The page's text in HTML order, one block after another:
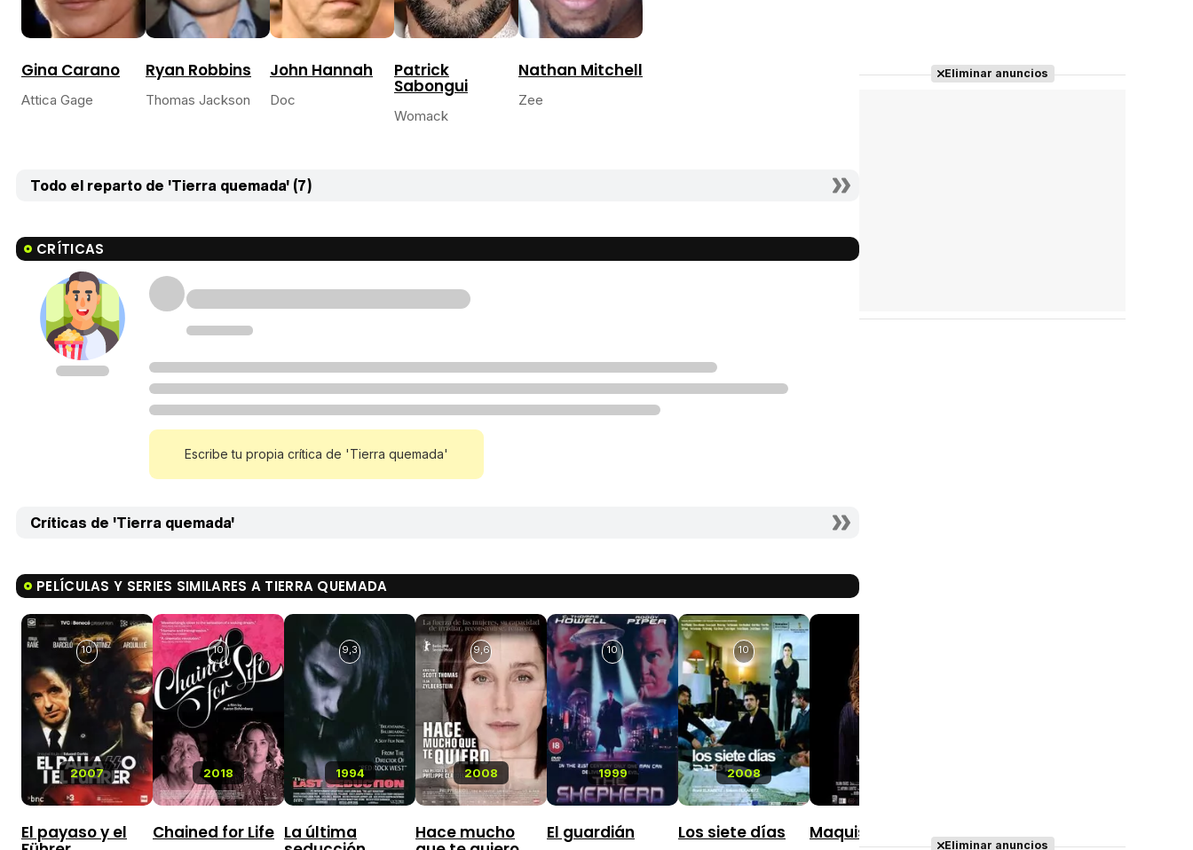
Gina Carano
Attica Gage
Ryan Robbins
Thomas Jackson
John Hannah
Doc
Patrick
Sabongui
Womack
Nathan Mitchell
Zee
Todo el reparto de 'Tierra quemada' (7)
CRÍTICAS
Escribe tu propia crítica de 'Tierra quemada'
Críticas de 'Tierra quemada'
PELÍCULAS Y SERIES SIMILARES A TIERRA QUEMADA
2007
10
El payaso y el
2018
10
Chained for Life
1994
9,3
La última
2008
9,6
Hace mucho
1999
10
El guardián
2008
10
Los siete días Maquis
Eliminar anuncios
Eliminar anuncios